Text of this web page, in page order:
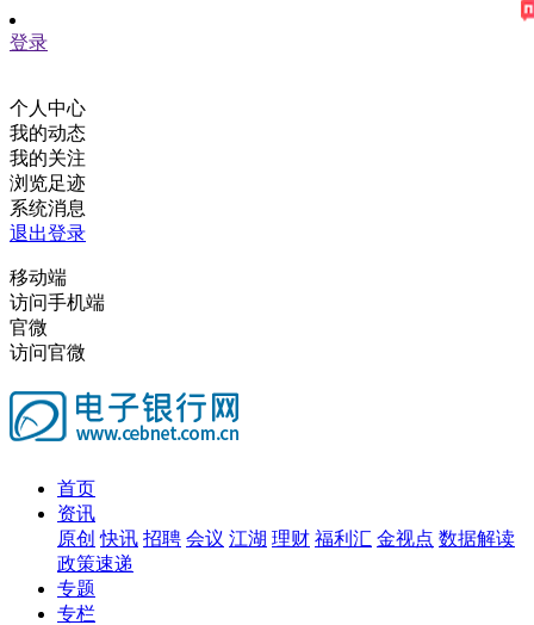
登录
个人中心
我的动态
我的关注
浏览足迹
系统消息
退出登录
移动端
访问手机端
官微
访问官微
首页
资讯
原创 快讯 招聘 会议 江湖 理财 福利汇 金视点 数据解读
政策速递
专题
专栏